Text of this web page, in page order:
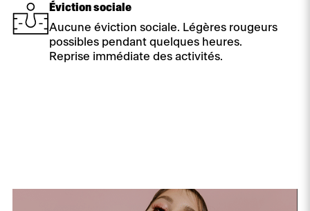
Éviction sociale
Aucune éviction sociale. Légères rougeurs
possibles pendant quelques heures.
Reprise immédiate des activités.